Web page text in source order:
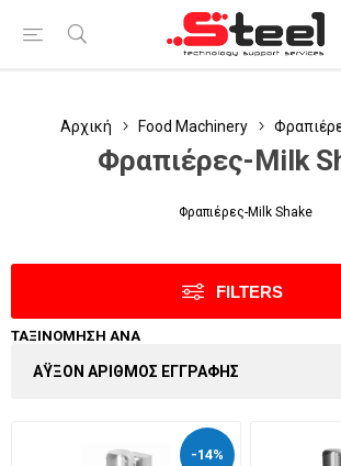
Αρχική Food Machinery
Φραπιέρες-Milk
Φραπιέρες-Milk Shake
FILTERS
ΤΑΞΙΝΌΜΗΣΗ ΑΝΆ
-14%